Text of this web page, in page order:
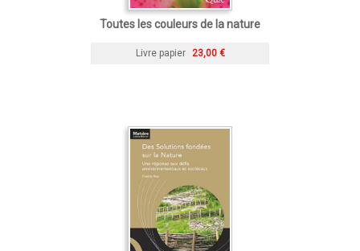
Toutes les couleurs de la nature
Livre papier 23,00 €